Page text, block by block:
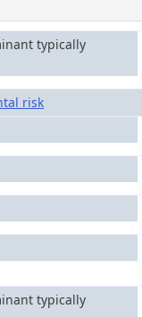
typically
risk
typically